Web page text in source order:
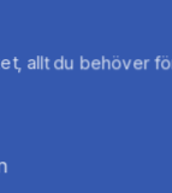
allt du behöver